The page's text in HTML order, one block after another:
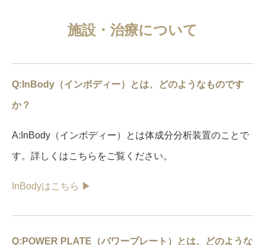
施設・治療について
Q:InBody（インボディー）とは、どのようなものです
か？
A:InBody（インボディー）とは体成分分析装置のことで
す。詳しくはこちらをご覧ください。
InBodyはこちら ▶︎
Q:POWER PLATE（パワープレート）とは、どのような